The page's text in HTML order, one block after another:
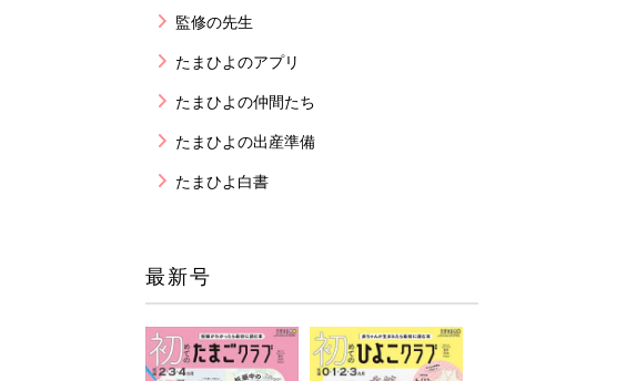
監修の先生
たまひよのアプリ
たまひよの仲間たち
たまひよの出産準備
たまひよ白書
最新号